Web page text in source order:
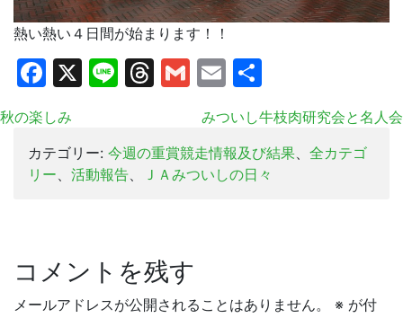
熱い熱い４日間が始まります！！
Facebook
X LineThreads
Gmail
Email
有
秋の楽しみ
みついし牛枝肉研究会と名人会
カテゴリー: 今週の重賞競走情報及び結果
全カテゴ
リー
活動報告 ＪＡみついしの日々
コメントを残す
メールアドレスが公開されることはありません。 ※ が付